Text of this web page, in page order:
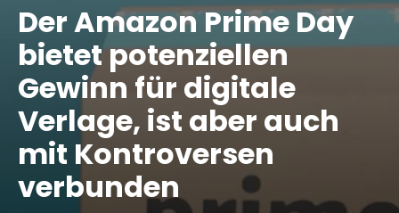
Der Amazon Prime Day
bietet potenziellen
Gewinn für digitale
Verlage, ist aber auch
mit Kontroversen
verbunden